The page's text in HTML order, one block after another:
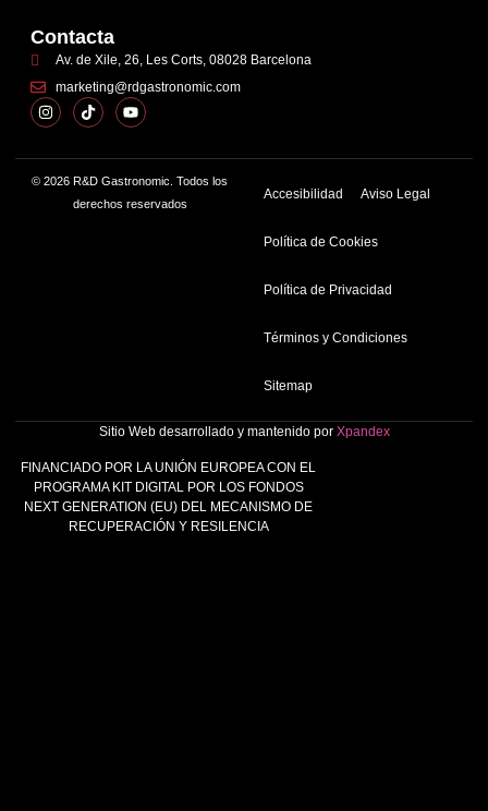
Contacta
Av. de Xile, 26, Les Corts, 08028 Barcelona
marketing@rdgastronomic.com
© 2026 R&D Gastronomic. Todos los
derechos reservados
Accesibilidad Aviso Legal
Política de Cookies
Política de Privacidad
Términos y Condiciones
Sitemap
Sitio Web desarrollado y mantenido por Xpandex
FINANCIADO POR LA UNIÓN EUROPEA CON EL
PROGRAMA KIT DIGITAL POR LOS FONDOS
NEXT GENERATION (EU) DEL MECANISMO DE
RECUPERACIÓN Y RESILENCIA